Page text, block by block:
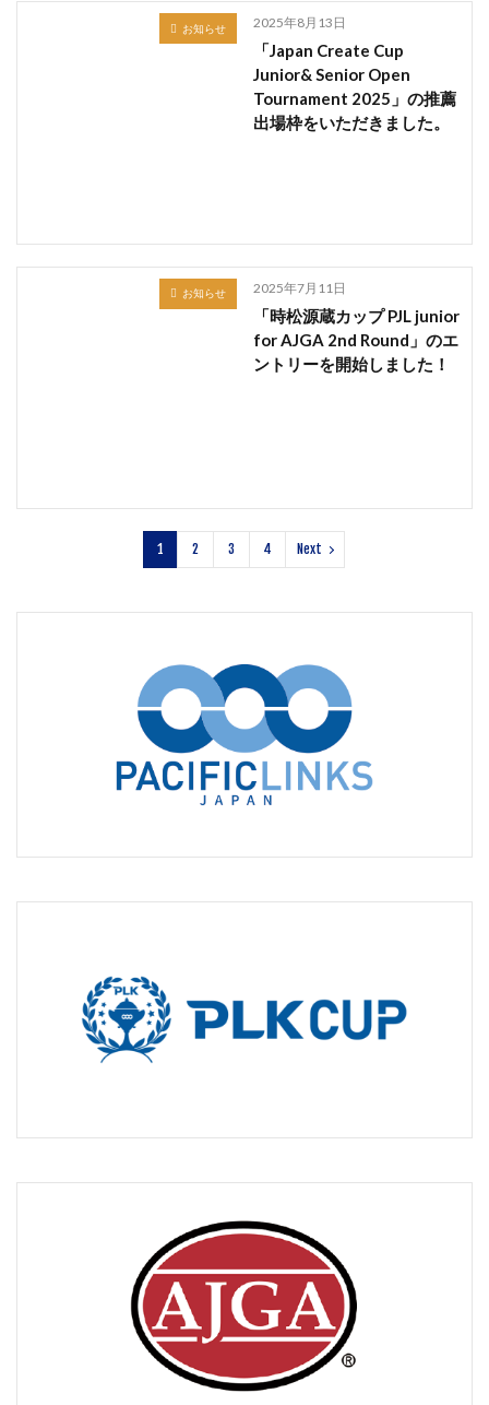
お知らせ 2025年8月13日
「Japan Create Cup
Junior& Senior Open
Tournament 2025」の推薦
出場枠をいただきました。
お知らせ 2025年7月11日
「時松源蔵カップ PJL junior
for AJGA 2nd Round」のエ
ントリーを開始しました！
1 2 3 4 Next